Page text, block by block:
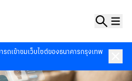
รถเข้าชมเว็บไซต์ของธนาคารกรุงเทพ